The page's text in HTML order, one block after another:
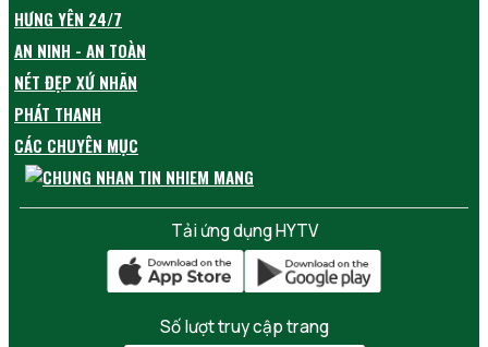
HƯNG YÊN 24/7
AN NINH - AN TOÀN
NÉT ĐẸP XỨ NHÃN
PHÁT THANH
CÁC CHUYÊN MỤC
Tải ứng dụng HYTV
Số lượt truy cập trang